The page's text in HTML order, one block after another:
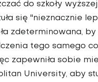
do szkoły
się "nieznacznie
zdeterminowana,
tego samego
zapewniła sobie
University, aby